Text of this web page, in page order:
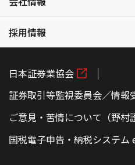
採用情報
日本証券業協会
証券取引等監視委員会／情報
ご意見・苦情について（野村
国税電子申告・納税システム